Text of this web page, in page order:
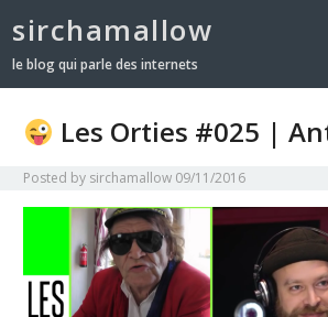
sirchamallow
le blog qui parle des internets
Les Orties #025 |
Posted by sirchamallow 09/11/2016